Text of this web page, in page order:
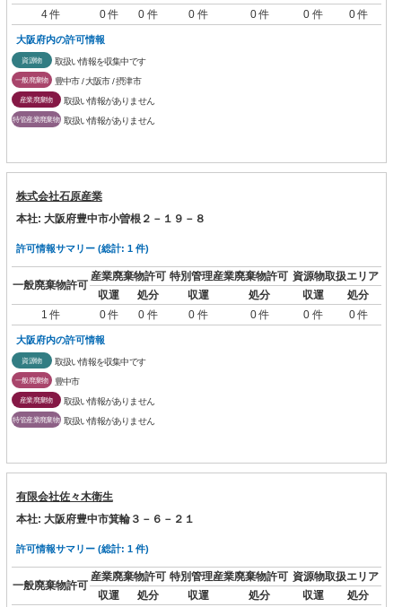
4 件
0 件 0 件 0 件 0 件 0 件 0 件
大阪府内の許可情報
資源物 取扱い情報を収集中です
一般廃棄物 豊中市 / 大阪市 / 摂津市
産業廃棄物 取扱い情報がありません
特管産業廃棄物 取扱い情報がありません
株式会社石原産業
本社: 大阪府豊中市小曽根２－１９－８
許可情報サマリー (総計: 1 件)
一般廃棄物許可
産業廃棄物許可 特別管理産業廃棄物許可 資源物取扱エリア
収運
処分 収運 処分 収運
処分
1 件
0 件 0 件 0 件 0 件 0 件 0 件
大阪府内の許可情報
資源物 取扱い情報を収集中です
一般廃棄物 豊中市
産業廃棄物 取扱い情報がありません
特管産業廃棄物 取扱い情報がありません
有限会社佐々木衛生
本社: 大阪府豊中市箕輪３－６－２１
許可情報サマリー (総計: 1 件)
一般廃棄物許可
産業廃棄物許可 特別管理産業廃棄物許可 資源物取扱エリア
収運
処分 収運 処分 収運
処分